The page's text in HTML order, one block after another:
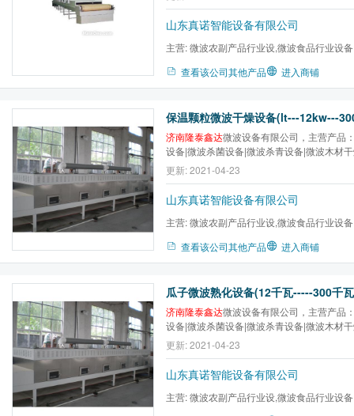
户促进隆泰鑫达常规设备品牌发展！
山东真诺智能设备有限公司
主营:微波农副产品行业设,微波食品行业设
查看该公司其他产品 进入商铺
保温颗粒微波干燥设备(lt---12kw---
济南隆泰鑫达微波设备有限公司，主营产品
设备|微波杀菌设备|微波杀青设备|微波木材
干设备|微波金银花干燥杀青设备。卓越品质
户促进隆泰鑫达常规设备品牌发展！
更新: 2021-04-23
山东真诺智能设备有限公司
主营:微波农副产品行业设,微波食品行业设
查看该公司其他产品 进入商铺
瓜子微波熟化设备(12千瓦-----300千
济南隆泰鑫达微波设备有限公司，主营产品
设备|微波杀菌设备|微波杀青设备|微波木材
干设备|微波金银花干燥杀青设备|微波低温
质，卓越服务，让利客户促进隆泰常规设备
更新: 2021-04-23
山东真诺智能设备有限公司
主营:微波农副产品行业设,微波食品行业设